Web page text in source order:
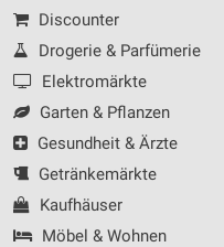
Discounter
Drogerie & Parfümerie
Elektromärkte
Garten & Pflanzen
Gesundheit & Ärzte
Getränkemärkte
Kaufhäuser
Möbel & Wohnen